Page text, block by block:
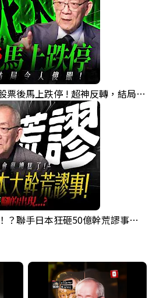
【嚇死人】我買了一檔股票後馬上跌停 ! 超神反轉，結局令人傻眼 !｜ Mr.永年 李｜ 盤後講股 Mr.永年 李 2026 / 08 / 07
【出事啦】美國淪小偷！？聯手日本狂砸50億幹荒謬事！美元急殺黃金噴發，外資準備血洗台股！？｜ Mr.永年 李｜ 盤後講股 Mr.永年 李 2026 / 08 / 06